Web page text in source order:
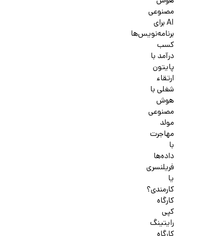
مصنوعی
AI برای
برنامه‌نویس‌ها
کسب
درآمد با
پایتون
ارتقاء
شغلی با
هوش
مصنوعی
مولد
مهاجرت
با
داده‌ها
فریلنسری
یا
کارمندی؟
کارگاه
کپی
رایتینگ